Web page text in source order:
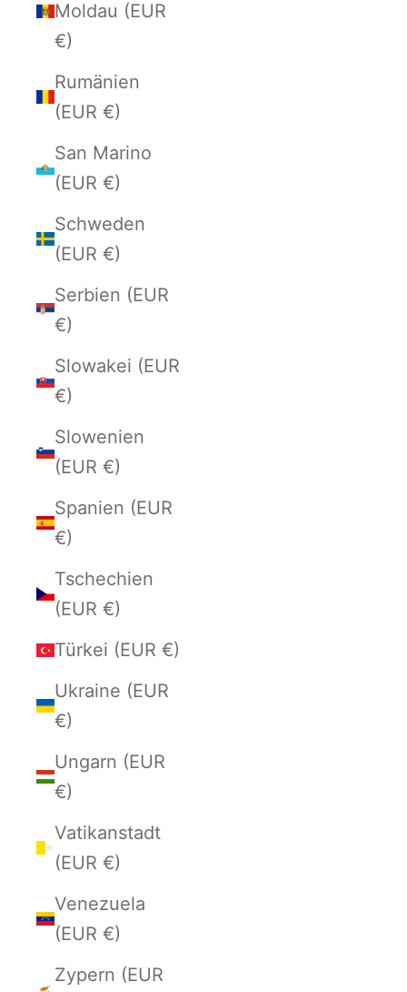
Moldau (EUR
€)
Rumänien
(EUR €)
San Marino
(EUR €)
Schweden
(EUR €)
Serbien (EUR
€)
Slowakei (EUR
€)
Slowenien
(EUR €)
Spanien (EUR
€)
Tschechien
(EUR €)
Türkei (EUR €)
Ukraine (EUR
€)
Ungarn (EUR
€)
Vatikanstadt
(EUR €)
Venezuela
(EUR €)
Zypern (EUR